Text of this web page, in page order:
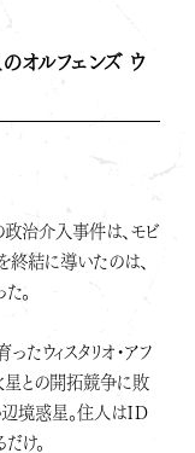
オルフェンズ ウ
政治介入事件は、モビ
結に導いたのは、
。
たウィスタリオ・アフ
星との開拓競争に敗
境惑星。住人はＩＤ
け。